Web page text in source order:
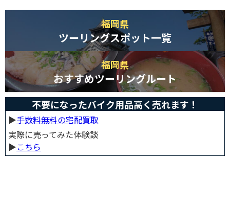
福岡県
ツーリングスポット一覧
福岡県
おすすめツーリングルート
不要になったバイク用品高く売れます！
▶︎手数料無料の宅配買取
実際に売ってみた体験談
▶︎こちら